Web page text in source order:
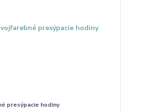
presýpacie hodiny